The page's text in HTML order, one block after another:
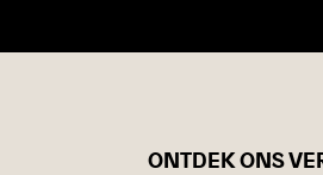
ONTDEK ONS